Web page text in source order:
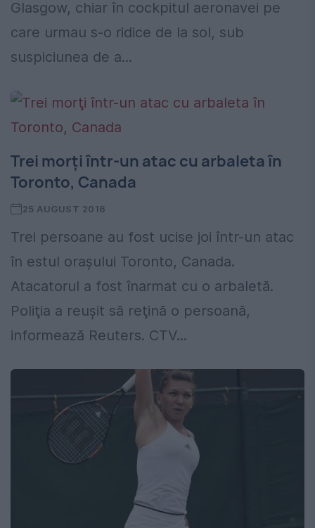
Glasgow, chiar în cockpitul aeronavei pe
care urmau s-o ridice de la sol, sub
suspiciunea de a...
Trei morţi într-un atac cu arbaleta în
Toronto, Canada
25 AUGUST 2016
Trei persoane au fost ucise joi într-un atac
în estul oraşului Toronto, Canada.
Atacatorul a fost înarmat cu o arbaletă.
Poliţia a reuşit să reţină o persoană,
informează Reuters. CTV...